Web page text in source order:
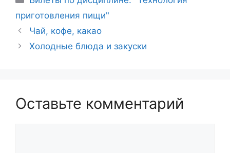
приготовления пищи"
Навигация
записи
Чай, кофе, какао
Холодные блюда и закуски
Оставьте комментарий